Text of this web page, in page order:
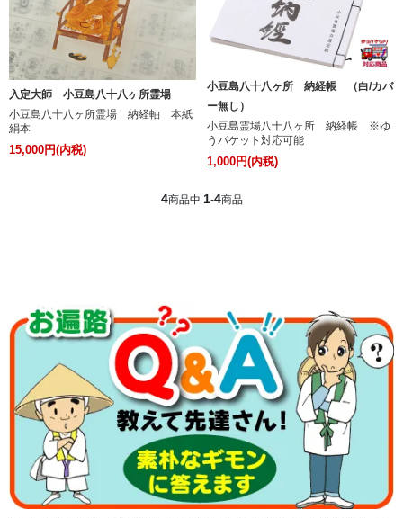
入定大師 小豆島八十八ヶ所霊場
小豆島八十八ヶ所霊場 納経軸 本紙
絹本
15,000円(内税)
小豆島八十八ヶ所 納経帳 （白/カバ
ー無し）
小豆島霊場八十八ヶ所 納経帳 ※ゆ
うパケット対応可能
1,000円(内税)
4商品中 1-4商品